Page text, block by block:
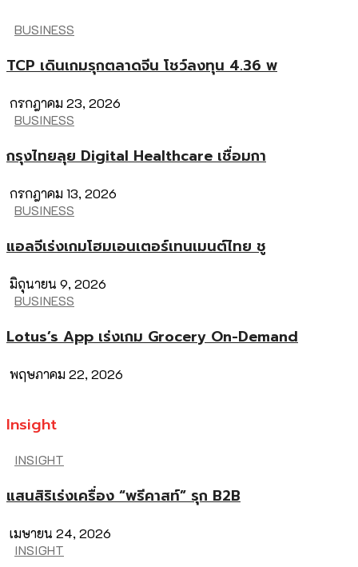
BUSINESS
TCP เดินเกมรุกตลาดจีน โชว์ลงทุน 4.36 พ
กรกฎาคม 23, 2026
BUSINESS
กรุงไทยลุย Digital Healthcare เชื่อมกา
กรกฎาคม 13, 2026
BUSINESS
แอลจีเร่งเกมโฮมเอนเตอร์เทนเมนต์ไทย ชู
มิถุนายน 9, 2026
BUSINESS
Lotus’s App เร่งเกม Grocery On-Demand
พฤษภาคม 22, 2026
Insight
INSIGHT
แสนสิริเร่งเครื่อง “พรีคาสท์” รุก B2B
เมษายน 24, 2026
INSIGHT